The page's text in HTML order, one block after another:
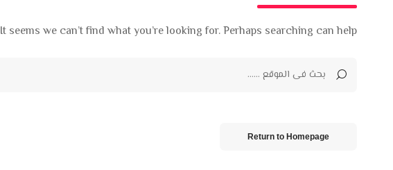
It seems we can’t find what you’re looking for. Perhaps searching can help.
Return to Homepage